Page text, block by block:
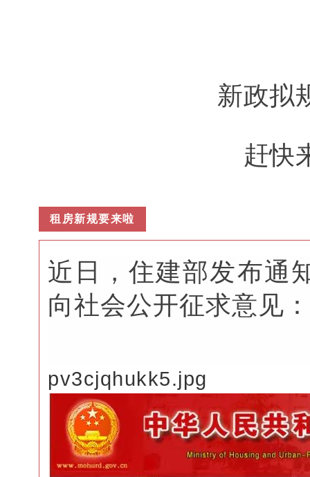
新政拟
赶快
租房新规要来啦
近日，住建部发布通
向社会公开征求意见：
pv3cjqhukk5.jpg